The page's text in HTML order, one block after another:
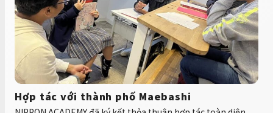
Hợp tác với thành phố Maebashi